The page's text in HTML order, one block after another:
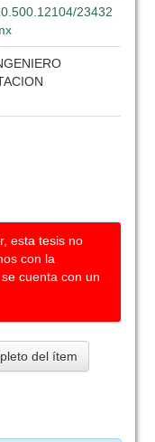
23432
esta tesis no
con la
cuenta con un
del ítem